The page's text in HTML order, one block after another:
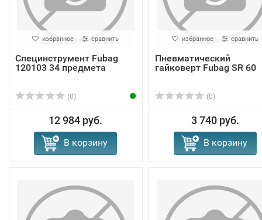
избранное сравнить
Специнструмент Fubag
120103 34 предмета
(0)
12 984 руб.
В корзину
избранное сравнить
Пневматический
гайковерт Fubag SR 60
(0)
3 740 руб.
В корзину